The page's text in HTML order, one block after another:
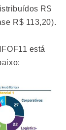
R$
R$ 113,20).
está